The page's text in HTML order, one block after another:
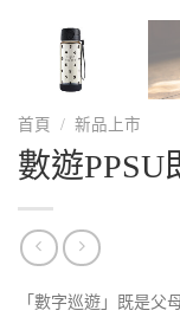
首頁 / 新品上市
數遊PPSU
「數字巡遊」既是父